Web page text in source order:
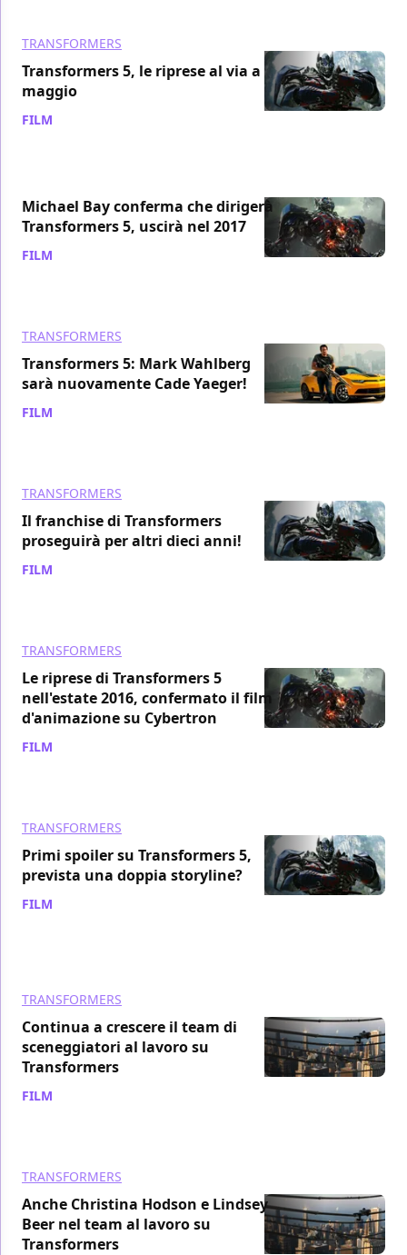
TRANSFORMERS
Transformers 5, le riprese al via a
maggio
FILM
Michael Bay conferma che dirigerà
Transformers 5, uscirà nel 2017
FILM
TRANSFORMERS
Transformers 5: Mark Wahlberg
sarà nuovamente Cade Yaeger!
FILM
TRANSFORMERS
Il franchise di Transformers
proseguirà per altri dieci anni!
FILM
TRANSFORMERS
Le riprese di Transformers 5
nell'estate 2016, confermato il film
d'animazione su Cybertron
FILM
TRANSFORMERS
Primi spoiler su Transformers 5,
prevista una doppia storyline?
FILM
TRANSFORMERS
Continua a crescere il team di
sceneggiatori al lavoro su
Transformers
FILM
TRANSFORMERS
Anche Christina Hodson e Lindsey
Beer nel team al lavoro su
Transformers